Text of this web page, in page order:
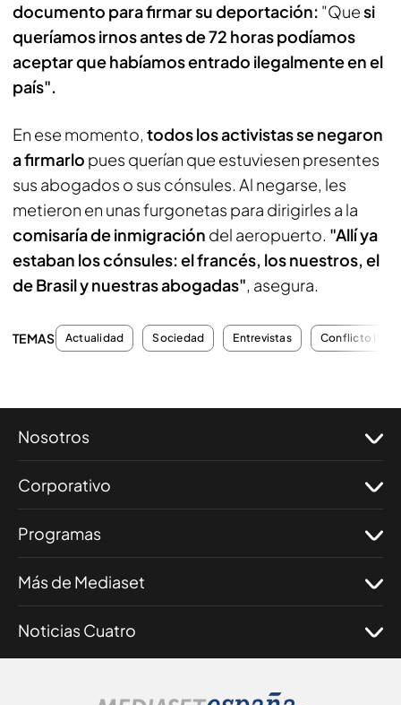
documento para firmar su deportación: "Quesi
queríamos irnos antes de 72 horas podíamos
aceptar que habíamos entrado ilegalmente en el
país".
En ese momento, todos los activistas se negaron
a firmarlo pues querían que estuviesen presentes
sus abogados o sus cónsules. Al negarse, les
metieron en unas furgonetas para dirigirles a la
comisaría de inmigración del aeropuerto. "Allí ya
estaban los cónsules: el francés, los nuestros, el
de Brasil y nuestras abogadas", asegura.
TEMAS Actualidad Sociedad Entrevistas Conflicto
Nosotros
Corporativo
Programas
Más de Mediaset
Noticias Cuatro